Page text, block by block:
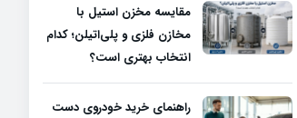
مقایسه مخزن استیل با
مخازن فلزی و پلی‌اتیلن؛ کدام
انتخاب بهتری است؟
راهنمای خرید خودروی دست